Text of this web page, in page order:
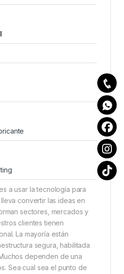
a usar la tecnología para
convertir las ideas en
sectores, mercados y
clientes tienen
La mayoría están
segura, habilitada
dependen de una
Sea cual sea el punto de